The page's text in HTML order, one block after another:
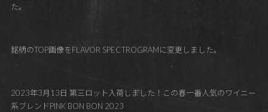
た。
銘柄のTOP画像をFLAVOR SPECTROGRAMに変更しました。
2023年3月13日 第三ロット入荷しました！この春一番人気のワイニー
系ブレンドPINK BON BON 2023